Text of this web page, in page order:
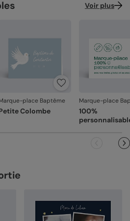
Voir plus
place Baptême
Colombe
Marque-place
100%